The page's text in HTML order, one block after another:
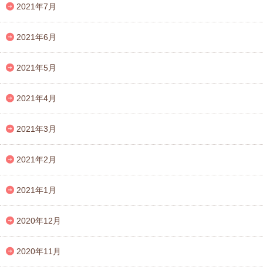
2021年7月
2021年6月
2021年5月
2021年4月
2021年3月
2021年2月
2021年1月
2020年12月
2020年11月